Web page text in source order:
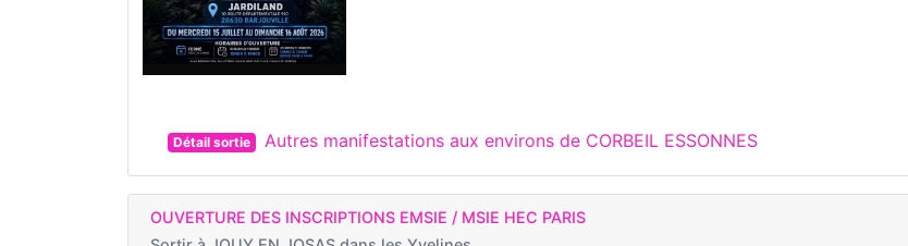
Détail sortie Autres manifestations aux environs de CORBEIL ESSONNES
OUVERTURE DES INSCRIPTIONS EMSIE / MSIE HEC PARIS